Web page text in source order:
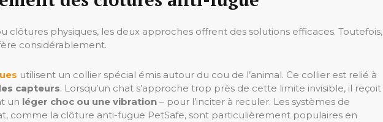
clôtures physiques, les deux approches offrent des solutions efficaces. Toutefois,
considérablement.
utilisent un collier spécial émis autour du cou de l’animal. Ce collier est relié à
capteurs. Lorsqu’un chat s’approche trop près de cette limite invisible, il reçoit
un léger choc ou une vibration – pour l’inciter à reculer. Les systèmes de
comme la clôture anti-fugue PetSafe, sont particulièrement populaires en